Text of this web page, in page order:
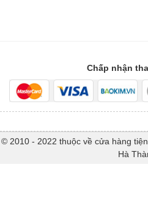
Chấp nhận
© 2010 - 2022 thuộc về cửa hàng
Hà